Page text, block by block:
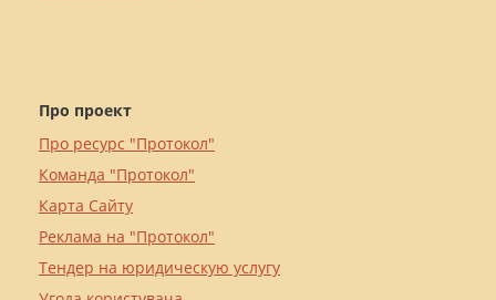
Про проект
Про ресурс "Протокол"
Команда "Протокол"
Карта Сайту
Реклама на "Протокол"
Тендер на юридическую услугу